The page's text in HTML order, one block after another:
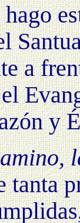
a
el
y
tanta